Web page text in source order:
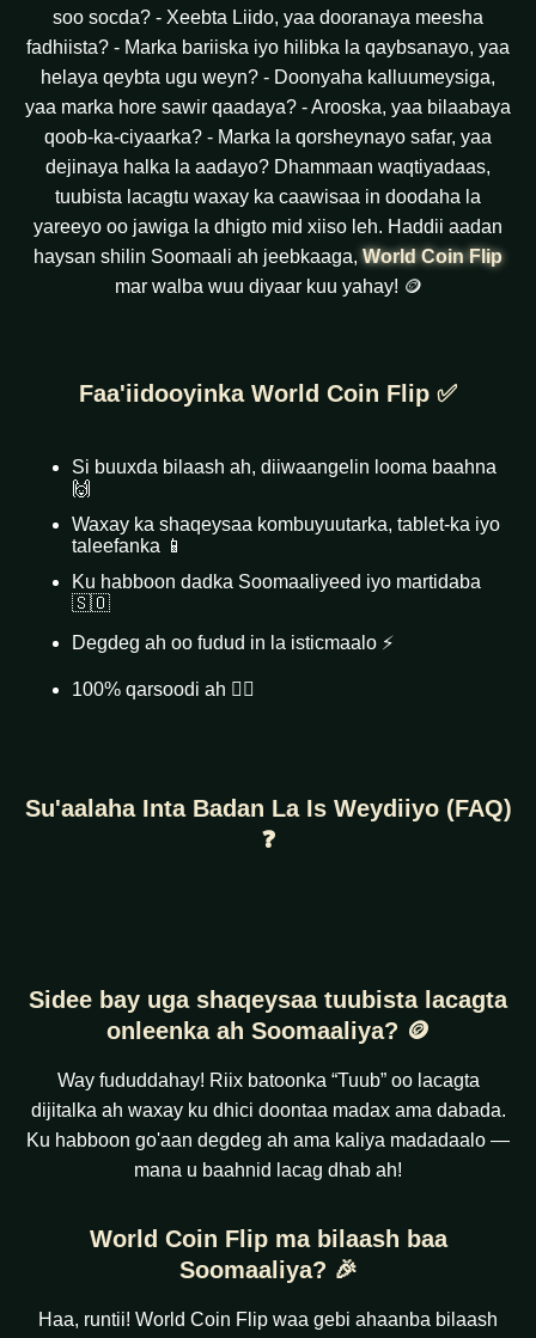
soo socda? - Xeebta Liido, yaa dooranaya meesha
fadhiista? - Marka bariiska iyo hilibka la qaybsanayo, yaa
helaya qeybta ugu weyn? - Doonyaha kalluumeysiga,
yaa marka hore sawir qaadaya? - Arooska, yaa bilaabaya
qoob-ka-ciyaarka? - Marka la qorsheynayo safar, yaa
dejinaya halka la aadayo? Dhammaan waqtiyadaas,
tuubista lacagtu waxay ka caawisaa in doodaha la
yareeyo oo jawiga la dhigto mid xiiso leh. Haddii aadan
haysan shilin Soomaali ah jeebkaaga, World Coin Flip
mar walba wuu diyaar kuu yahay! 🪙
Faa'iidooyinka World Coin Flip ✅
Si buuxda bilaash ah, diiwaangelin looma baahna
🙌
Waxay ka shaqeysaa kombuyuutarka, tablet-ka iyo
taleefanka 📱
Ku habboon dadka Soomaaliyeed iyo martidaba
🇸🇴
Degdeg ah oo fudud in la isticmaalo ⚡
100% qarsoodi ah 🕵️‍♂️
Su'aalaha Inta Badan La Is Weydiiyo (FAQ)
❓
Sidee bay uga shaqeysaa tuubista lacagta
onleenka ah Soomaaliya? 🪙
Way fududdahay! Riix batoonka “Tuub” oo lacagta
dijitalka ah waxay ku dhici doontaa madax ama dabada.
Ku habboon go'aan degdeg ah ama kaliya madadaalo —
mana u baahnid lacag dhab ah!
World Coin Flip ma bilaash baa
Soomaaliya? 🎉
Haa, runtii! World Coin Flip waa gebi ahaanba bilaash